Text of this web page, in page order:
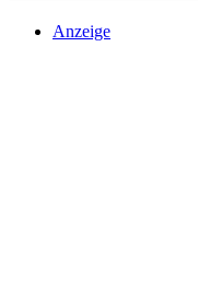
Anzeige